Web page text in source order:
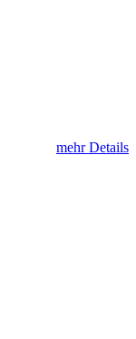
mehr Details